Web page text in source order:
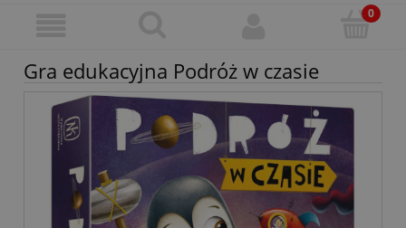
Gra edukacyjna Podróż w czasie